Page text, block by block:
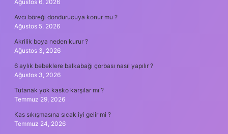
Ağustos 6, 2026
Avcı böreği dondurucuya konur mu ?
Ağustos 5, 2026
Akrilik boya neden kurur ?
Ağustos 3, 2026
6 aylık bebeklere balkabağı çorbası nasıl yapılır ?
Ağustos 3, 2026
Tutanak yok kasko karşılar mı ?
Temmuz 29, 2026
Kas sıkışmasına sıcak iyi gelir mi ?
Temmuz 24, 2026